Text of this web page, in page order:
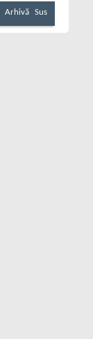
Arhivă Sus